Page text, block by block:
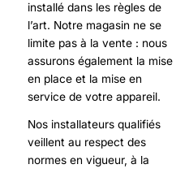
installé dans les règles de
l’art. Notre magasin ne se
limite pas à la vente : nous
assurons également la mise
en place et la mise en
service de votre appareil.
Nos installateurs qualifiés
veillent au respect des
normes en vigueur, à la